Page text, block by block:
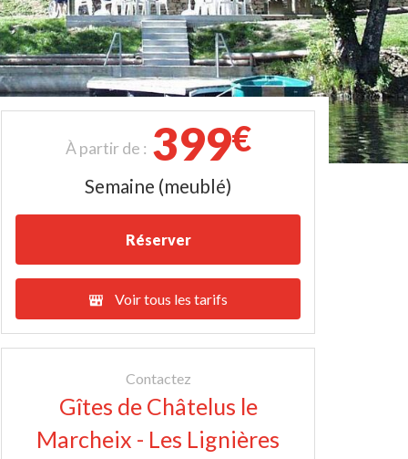
À partir de : 399€
Semaine (meublé)
Réserver
Voir tous les tarifs
Contactez
Gîtes de Châtelus le
Marcheix - Les Lignières